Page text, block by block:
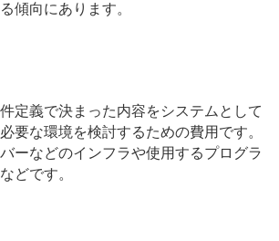
傾向にあります。
定義で決まった内容をシステムとして
要な環境を検討するための費用です。
ーなどのインフラや使用するプログラ
どです。